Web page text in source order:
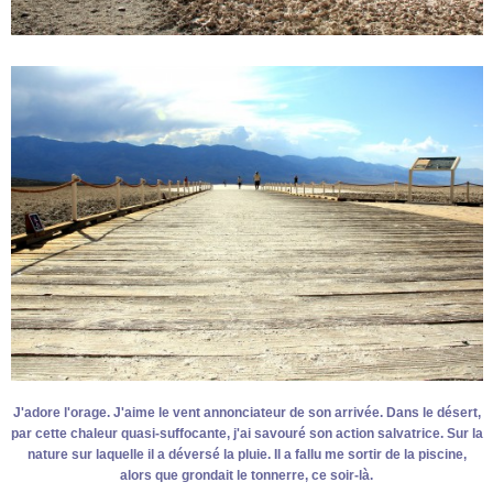
J'adore l'orage. J'aime le vent annonciateur de son arrivée. Dans le désert,
par cette chaleur quasi-suffocante, j'ai savouré son action salvatrice. Sur la
nature sur laquelle il a déversé la pluie. Il a fallu me sortir de la piscine,
alors que grondait le tonnerre, ce soir-là.